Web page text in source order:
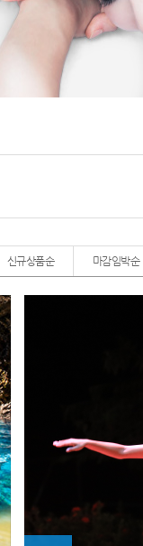
신규상품순 마감임박순